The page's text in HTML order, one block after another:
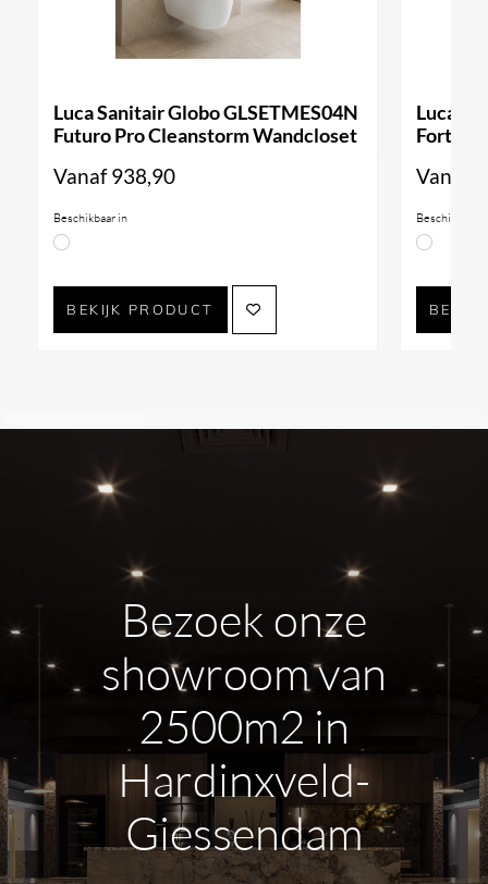
Luca Sanitair Globo GLSETMES04N
Futuro Pro Cleanstorm Wandcloset
Vanaf938,90
Beschikbaar in
BEKIJK PRODUCT
Luca
Forty3
Vanaf
Beschikbaar
Bezoek onze
showroom van
2500m2 in
Hardinxveld-
Giessendam